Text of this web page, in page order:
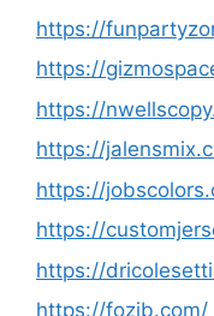
https://
https://
https://
https://
https://
https://
https://
https://fozib.com/